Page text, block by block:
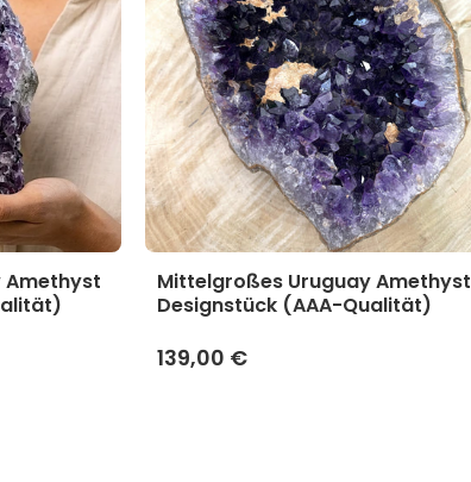
Amethyst
Mittelgroßes Uruguay Amethyst
Designstück (AAA-Qualität)
139,00 €